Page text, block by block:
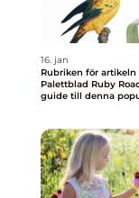
16. jan
Rubriken för artikeln
Palettblad Ruby
guide till denna